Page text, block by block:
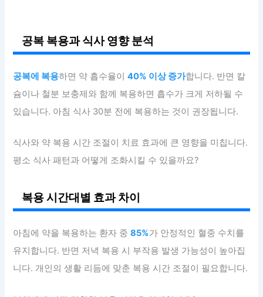
공복 복용과 식사 영향 분석
공복에 복용하면 약 흡수율이40% 이상 증가합니다. 반면 칼
슘이나 철분 보충제와 함께 복용하면 흡수가 크게 저하될 수
있습니다. 아침 식사 30분 전에 복용하는 것이 권장됩니다.
식사와 약 복용 시간 조절이 치료 효과에 큰 영향을 미칩니다.
평소 식사 패턴과 어떻게 조화시킬 수 있을까요?
복용 시간대별 효과 차이
아침에 약을 복용하는 환자 중85%가 안정적인 혈중 수치를
유지합니다. 반면 저녁 복용 시 부작용 발생 가능성이 높아집
니다. 개인의 생활 리듬에 맞춘 복용 시간 조절이 필요합니다.